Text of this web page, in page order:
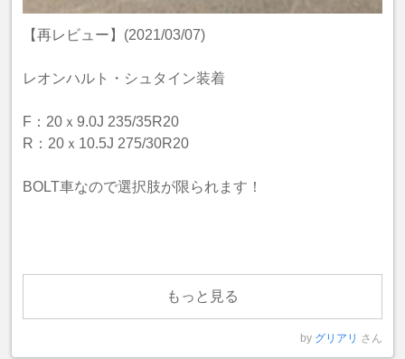
【再レビュー】(2021/03/07)
レオンハルト・シュタイン装着
F：20ｘ9.0J 235/35R20
R：20ｘ10.5J 275/30R20
BOLT車なので選択肢が限られます！
もっと見る
by グリアリ さん